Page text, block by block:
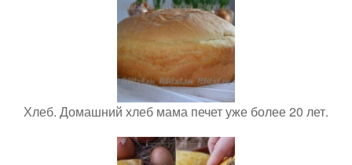
Хлеб. Домашний хлеб мама печет уже более 20 лет.